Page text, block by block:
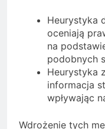
Heurystyka
oceniają
na
podobnych
Heurystyka
informacja
wpływając
Wdrożenie tych